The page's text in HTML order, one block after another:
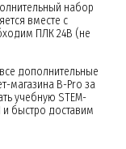
набор
вместе с
ПЛК 24В (не
дополнительные
магазина B-Pro за
учебную STEM-
быстро доставим